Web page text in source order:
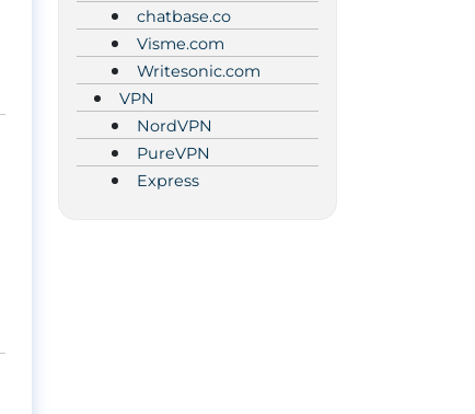
chatbase.co
Visme.com
Writesonic.com
VPN
NordVPN
PureVPN
Express